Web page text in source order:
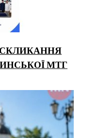
СКЛИКАННЯ
МТГ